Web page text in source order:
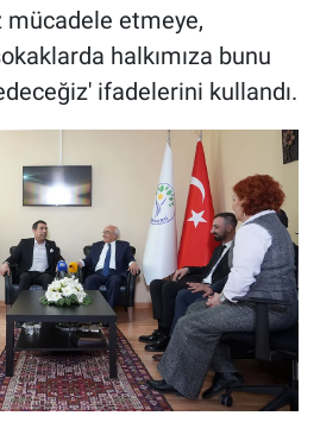
mücadele etmeye,
halkımıza bunu
ifadelerini kullandı.